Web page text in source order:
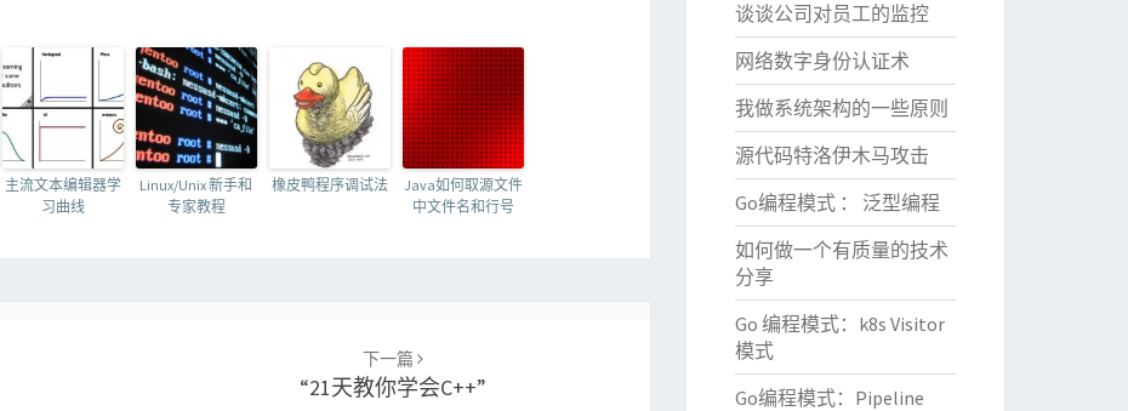
主流文本编辑器学
习曲线
Linux/Unix 新手和
专家教程
橡皮鸭程序调试法
Java如何取源文件
中文件名和行号
下一篇
“21天教你学会C++”
谈谈公司对员工的监控
网络数字身份认证术
我做系统架构的一些原则
源代码特洛伊木马攻击
Go编程模式 ： 泛型编程
如何做一个有质量的技术
分享
Go 编程模式：k8s Visitor
模式
Go编程模式：Pipeline